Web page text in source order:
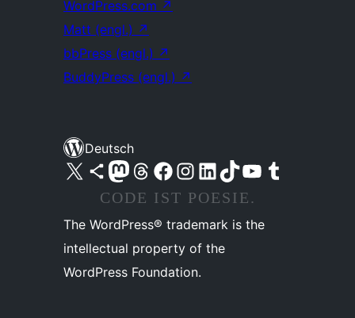
WordPress.com ↗
Matt (engl.) ↗
bbPress (engl.) ↗
BuddyPress (engl.) ↗
Deutsch
Unser X-Konto (früher Twitter) besuchen
Unser Bluesky-Konto besuchen
Unser Mastodon-Konto besuchen
Unser Threads-Konto besuchen
Unsere Facebook-Seite besuchen
Unser Instagram-Konto besuchen
Unser LinkedIn-Konto besuchen
Unser TikTok-Konto besuchen
Unseren YouTube-Kanal besuchen
Unser Tumblr-Konto besuchen
CODE IST POESIE.
The WordPress® trademark is the
intellectual property of the
WordPress Foundation.